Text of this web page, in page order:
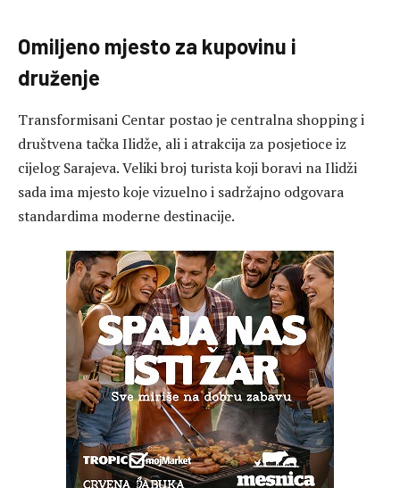
Omiljeno mjesto za kupovinu i
druženje
Transformisani Centar postao je centralna shopping i
društvena tačka Ilidže, ali i atrakcija za posjetioce iz
cijelog Sarajeva. Veliki broj turista koji boravi na Ilidži
sada ima mjesto koje vizuelno i sadržajno odgovara
standardima moderne destinacije.